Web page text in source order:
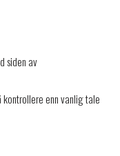
siden av
enn vanlig tale